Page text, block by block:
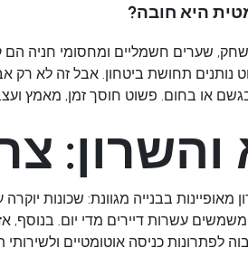
היא חובה?
שערים חשמליים ומחסומי חניה הם
נותנים תחושת ביטחון. אבל זה לא
או בחום. פשוט חוסך זמן, מאמץ
בבנייה מגוונת: שכונות
עשרות דיירים מדי יום. בנוסף,
לפתרונות כניסה אוטומטיים ולשירותי